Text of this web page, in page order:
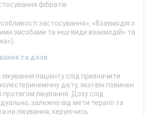
фібратів
застосування», «Взаємодія з
засобами та інші види взаємодій» та
та дози
пацієнту слід призначити
дієту, якої він повинен
лікування. Дозу слід
залежно від мети терапії та
на лікування, керуючись